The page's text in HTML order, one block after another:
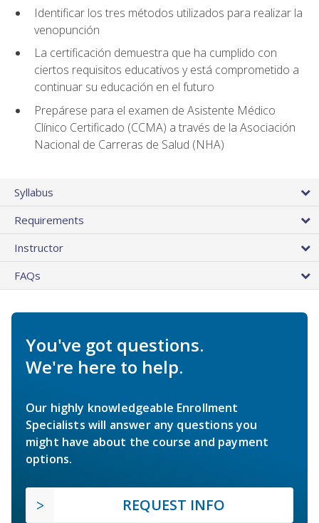
Identificar los tres métodos utilizados para realizar la
venopunción
La certificación demuestra que ha cumplido con
ciertos requisitos educativos y está comprometido a
continuar su educación en el futuro
Prepárese para el examen de Asistente Médico
Clínico Certificado (CCMA) a través de la Asociación
Nacional de Carreras de Salud (NHA)
Syllabus
Requirements
Instructor
FAQs
You've got questions.
We're here to help.
Our highly knowledgeable Enrollment
Specialists will answer any questions you
might have about the course and payment
options.
REQUEST INFO